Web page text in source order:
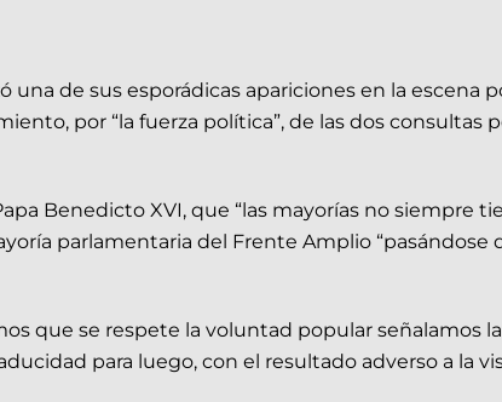
una de sus esporádicas apariciones en la
por “la fuerza política”, de las dos consultas
Benedicto XVI, que “las mayorías no siempre
parlamentaria del Frente Amplio “pasándose
que se respete la voluntad popular señalamos
para luego, con el resultado adverso a la